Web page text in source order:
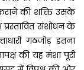
की शक्ति उसके
प्रस्तावित संशोधन के
गठजोड़ इतना
की यह मंशा पूरी